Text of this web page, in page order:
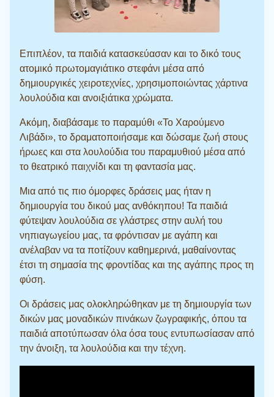
Επιπλέον, τα παιδιά κατασκεύασαν και το δικό τους
ατομικό πρωτομαγιάτικο στεφάνι μέσα από
δημιουργικές χειροτεχνίες, χρησιμοποιώντας χάρτινα
λουλούδια και ανοιξιάτικα χρώματα.
Ακόμη, διαβάσαμε το παραμύθι «Το Χαρούμενο
Λιβάδι», το δραματοποιήσαμε και δώσαμε ζωή στους
ήρωες και στα λουλούδια του παραμυθιού μέσα από
το θεατρικό παιχνίδι και τη φαντασία μας.
Μια από τις πιο όμορφες δράσεις μας ήταν η
δημιουργία του δικού μας ανθόκηπου! Τα παιδιά
φύτεψαν λουλούδια σε γλάστρες στην αυλή του
νηπιαγωγείου μας, τα φρόντισαν με αγάπη και
ανέλαβαν να τα ποτίζουν καθημερινά, μαθαίνοντας
έτσι τη σημασία της φροντίδας και της αγάπης προς τη
φύση.
Οι δράσεις μας ολοκληρώθηκαν με τη δημιουργία των
δικών μας μοναδικών πινάκων ζωγραφικής, όπου τα
παιδιά αποτύπωσαν όλα όσα τους εντυπωσίασαν από
την άνοιξη, τα λουλούδια και την τέχνη.